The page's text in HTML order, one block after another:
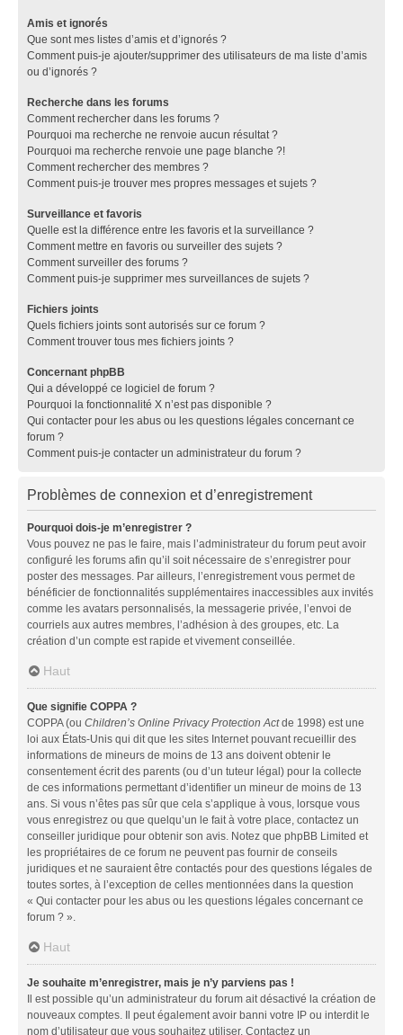
Amis et ignorés
Que sont mes listes d’amis et d’ignorés ?
Comment puis-je ajouter/supprimer des utilisateurs de ma liste d’amis
ou d’ignorés ?
Recherche dans les forums
Comment rechercher dans les forums ?
Pourquoi ma recherche ne renvoie aucun résultat ?
Pourquoi ma recherche renvoie une page blanche ?!
Comment rechercher des membres ?
Comment puis-je trouver mes propres messages et sujets ?
Surveillance et favoris
Quelle est la différence entre les favoris et la surveillance ?
Comment mettre en favoris ou surveiller des sujets ?
Comment surveiller des forums ?
Comment puis-je supprimer mes surveillances de sujets ?
Fichiers joints
Quels fichiers joints sont autorisés sur ce forum ?
Comment trouver tous mes fichiers joints ?
Concernant phpBB
Qui a développé ce logiciel de forum ?
Pourquoi la fonctionnalité X n’est pas disponible ?
Qui contacter pour les abus ou les questions légales concernant ce
forum ?
Comment puis-je contacter un administrateur du forum ?
Problèmes de connexion et d’enregistrement
Pourquoi dois-je m’enregistrer ?
Vous pouvez ne pas le faire, mais l’administrateur du forum peut avoir
configuré les forums afin qu’il soit nécessaire de s’enregistrer pour
poster des messages. Par ailleurs, l’enregistrement vous permet de
bénéficier de fonctionnalités supplémentaires inaccessibles aux invités
comme les avatars personnalisés, la messagerie privée, l’envoi de
courriels aux autres membres, l’adhésion à des groupes, etc. La
création d’un compte est rapide et vivement conseillée.
Haut
Que signifie COPPA ?
COPPA (ou Children’s Online Privacy Protection Actde 1998) est une
loi aux États-Unis qui dit que les sites Internet pouvant recueillir des
informations de mineurs de moins de 13 ans doivent obtenir le
consentement écrit des parents (ou d’un tuteur légal) pour la collecte
de ces informations permettant d’identifier un mineur de moins de 13
ans. Si vous n’êtes pas sûr que cela s’applique à vous, lorsque vous
vous enregistrez ou que quelqu’un le fait à votre place, contactez un
conseiller juridique pour obtenir son avis. Notez que phpBB Limited et
les propriétaires de ce forum ne peuvent pas fournir de conseils
juridiques et ne sauraient être contactés pour des questions légales de
toutes sortes, à l’exception de celles mentionnées dans la question
« Qui contacter pour les abus ou les questions légales concernant ce
forum ? ».
Haut
Je souhaite m’enregistrer, mais je n’y parviens pas !
Il est possible qu’un administrateur du forum ait désactivé la création de
nouveaux comptes. Il peut également avoir banni votre IP ou interdit le
nom d’utilisateur que vous souhaitez utiliser. Contactez un